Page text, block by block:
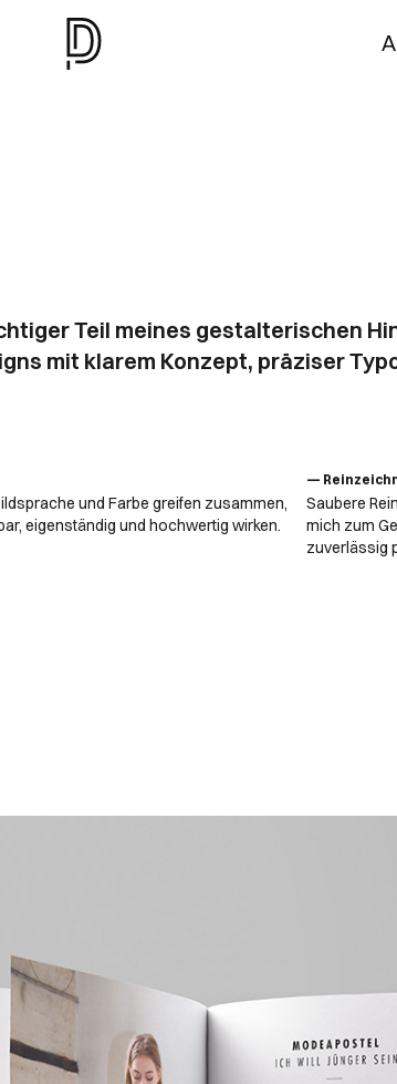
Teil meines gestalterischen
mit klarem Konzept, präziser
und Farbe greifen zusammen,
eigenständig und hochwertig wirken.
—
Saubere
mich zum
zuverlässig